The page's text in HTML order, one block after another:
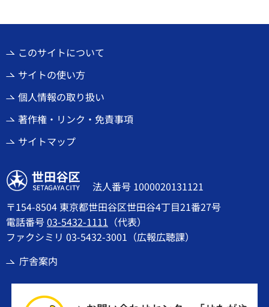
このサイトについて
サイトの使い方
個人情報の取り扱い
著作権・リンク・免責事項
サイトマップ
世田谷区
法人番号 1000020131121
〒154-8504 東京都世田谷区世田谷4丁目21番27号
電話番号03-5432-1111 （代表）
ファクシミリ 03-5432-3001（広報広聴課）
庁舎案内